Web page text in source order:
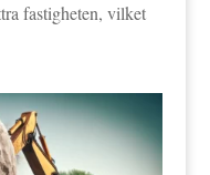
fastigheten, vilket